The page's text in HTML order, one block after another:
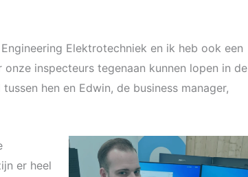
Elektrotechniek en ik heb ook een
inspecteurs tegenaan kunnen lopen in de
hen en Edwin, de business manager,
er heel